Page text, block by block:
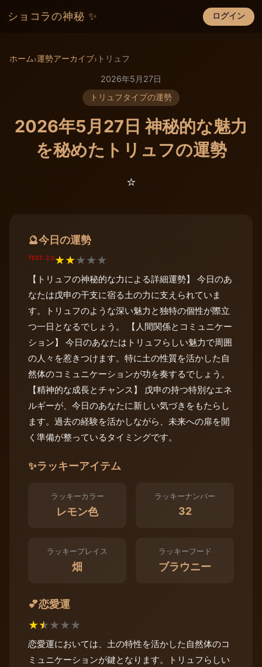
ショコラの神秘 ✨ ログイン
×
ホーム›運勢アーカイブ› トリュフ
2026年5月27日
トリュフタイプの運勢
2026年5月27日 神秘的な魅力
を秘めたトリュフの運勢
⭐️
🔮今日の運勢
TEST: 2.0★★★★★
【トリュフの神秘的な力による詳細運勢】 今日のあ
なたは戊申の干支に宿る土の力に支えられていま
す。トリュフのような深い魅力と独特の個性が際立
つ一日となるでしょう。 【人間関係とコミュニケー
ション】 今日のあなたはトリュフらしい魅力で周囲
の人々を惹きつけます。特に土の性質を活かした自
然体のコミュニケーションが功を奏するでしょう。
【精神的な成長とチャンス】 戊申の持つ特別なエネ
ルギーが、今日のあなたに新しい気づきをもたらし
ます。過去の経験を活かしながら、未来への扉を開
く準備が整っているタイミングです。
✨ラッキーアイテム
ラッキーカラー
レモン色
ラッキーナンバー
32
ラッキープレイス
畑
ラッキーフード
ブラウニー
💕恋愛運
★★★★★
恋愛運においては、土の特性を活かした自然体のコ
ミュニケーションが鍵となります。トリュフらしい